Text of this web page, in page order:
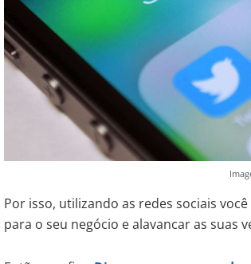
Por isso, utilizando as redes sociais
para o seu negócio e alavancar as suas